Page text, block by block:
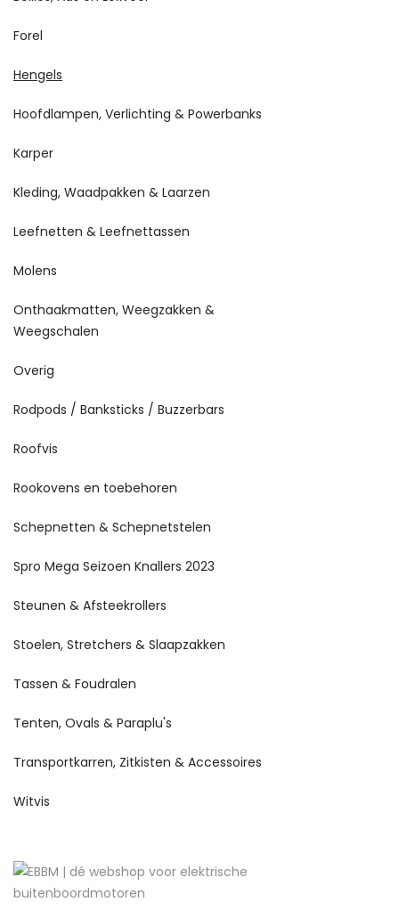
Forel
Hengels
Hoofdlampen, Verlichting & Powerbanks
Karper
Kleding, Waadpakken & Laarzen
Leefnetten & Leefnettassen
Molens
Onthaakmatten, Weegzakken &
Weegschalen
Overig
Rodpods / Banksticks / Buzzerbars
Roofvis
Rookovens en toebehoren
Schepnetten & Schepnetstelen
Spro Mega Seizoen Knallers 2023
Steunen & Afsteekrollers
Stoelen, Stretchers & Slaapzakken
Tassen & Foudralen
Tenten, Ovals & Paraplu's
Transportkarren, Zitkisten & Accessoires
Witvis